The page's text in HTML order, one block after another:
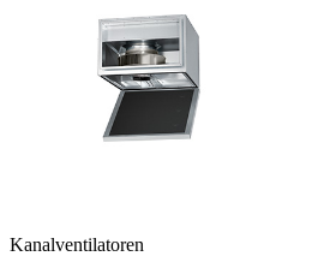
Kanalventilatoren